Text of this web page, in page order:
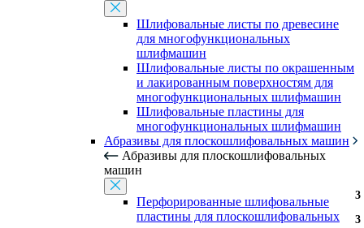
Шлифовальные листы по древесине
для многофункциональных
шлифмашин
Шлифовальные листы по окрашенным
и лакированным поверхностям для
многофункциональных шлифмашин
Шлифовальные пластины для
многофункциональных шлифмашин
Абразивы для плоскошлифовальных машин
Абразивы для плоскошлифовальных
машин
Перфорированные шлифовальные
пластины для плоскошлифовальных
3
3